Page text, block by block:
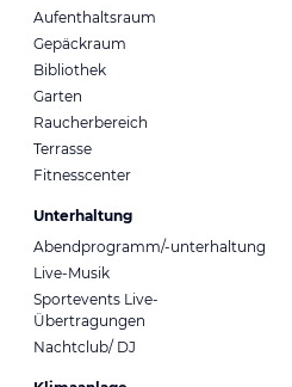
Personal Trainern an einem der
Du wirst kompetent und
Personal Trainer betreut.
Muskelaufbau,
oder Pilates und natürlich viel
individuell vom
(gegen Gebühr, buchbar vor
Aufenthaltsraum
Gepäckraum
Bibliothek
Garten
Raucherbereich
Terrasse
Fitnesscenter
Unterhaltung
Abendprogramm/-unterhaltung
Live-Musik
Sportevents Live-
Übertragungen
Nachtclub/ DJ